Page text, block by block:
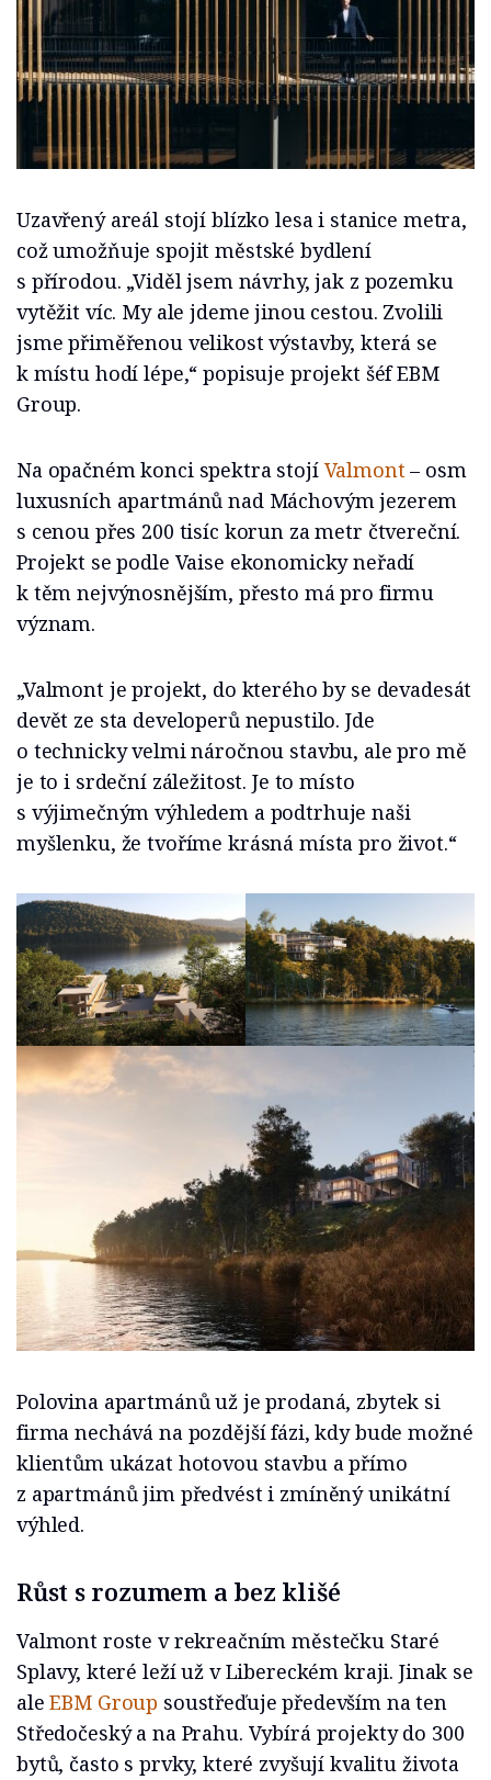
Uzavřený areál stojí blízko lesa i stanice metra,
což umožňuje spojit městské bydlení
s přírodou. „Viděl jsem návrhy, jak z pozemku
vytěžit víc. My ale jdeme jinou cestou. Zvolili
jsme přiměřenou velikost výstavby, která se
k místu hodí lépe,“ popisuje projekt šéf EBM
Group.
Na opačném konci spektra stojí Valmont – osm
luxusních apartmánů nad Máchovým jezerem
s cenou přes 200 tisíc korun za metr čtvereční.
Projekt se podle Vaise ekonomicky neřadí
k těm nejvýnosnějším, přesto má pro firmu
význam.
„Valmont je projekt, do kterého by se devadesát
devět ze sta developerů nepustilo. Jde
o technicky velmi náročnou stavbu, ale pro mě
je to i srdeční záležitost. Je to místo
s výjimečným výhledem a podtrhuje naši
myšlenku, že tvoříme krásná místa pro život.“
Polovina apartmánů už je prodaná, zbytek si
firma nechává na pozdější fázi, kdy bude možné
klientům ukázat hotovou stavbu a přímo
z apartmánů jim předvést i zmíněný unikátní
výhled.
Růst s rozumem a bez klišé
Valmont roste v rekreačním městečku Staré
Splavy, které leží už v Libereckém kraji. Jinak se
aleEBM Group soustřeďuje především na ten
Středočeský a na Prahu. Vybírá projekty do 300
bytů, často s prvky, které zvyšují kvalitu života